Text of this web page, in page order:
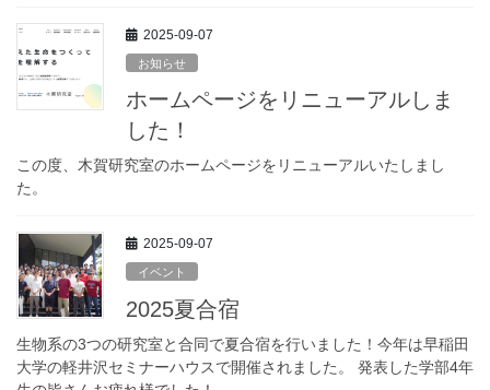
2025-09-07
お知らせ
ホームページをリニューアルしま
した！
この度、木賀研究室のホームページをリニューアルいたしまし
た。
2025-09-07
イベント
2025夏合宿
生物系の3つの研究室と合同で夏合宿を行いました！今年は早稲田
大学の軽井沢セミナーハウスで開催されました。 発表した学部4年